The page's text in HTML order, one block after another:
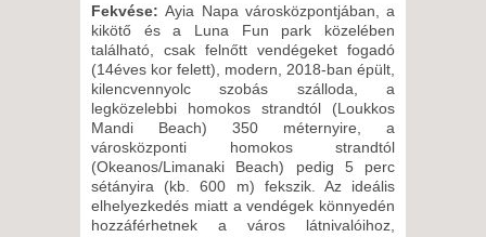
8 NAP / 7 ÉJSZAKA
2026. SZEPTEMBER 06.,
VASÁRNAP -
15 NAP / 14 ÉJSZAKA
2026. SZEPTEMBER 07.,
HÉTFŐ -
8 NAP / 7 ÉJSZAKA
2026. SZEPTEMBER 08., KEDD
Fekvése:Ayia Napa városközpontjában, a
kikötő és a Luna Fun park közelében
található, csak felnőtt vendégeket fogadó
(14éves kor felett), modern, 2018-ban épült,
kilencvennyolc szobás szálloda, a
legközelebbi homokos strandtól (Loukkos
Mandi Beach) 350 méternyire, a
városközponti homokos strandtól
(Okeanos/Limanaki Beach) pedig 5 perc
sétányira (kb. 600 m) fekszik. Az ideális
elhelyezkedés miatt a vendégek könnyedén
hozzáférhetnek a város látnivalóihoz,